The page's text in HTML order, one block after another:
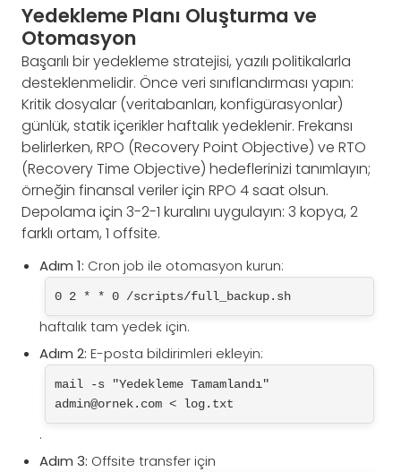
Yedekleme Planı Oluşturma ve
Otomasyon
Başarılı bir yedekleme stratejisi, yazılı politikalarla
desteklenmelidir. Önce veri sınıflandırması yapın:
Kritik dosyalar (veritabanları, konfigürasyonlar)
günlük, statik içerikler haftalık yedeklenir. Frekansı
belirlerken, RPO (Recovery Point Objective) ve RTO
(Recovery Time Objective) hedeflerinizi tanımlayın;
örneğin finansal veriler için RPO 4 saat olsun.
Depolama için 3-2-1 kuralını uygulayın: 3 kopya, 2
farklı ortam, 1 offsite.
Adım 1: Cron job ile otomasyon kurun:
0 2 * * 0 /scripts/full_backup.sh
haftalık tam yedek için.
Adım 2: E-posta bildirimleri ekleyin:
admin@ornek.com < log.txt
.
Adım 3: Offsite transfer için